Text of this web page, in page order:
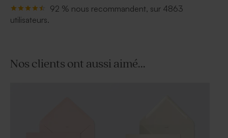
92 % nous recommandent, sur 4863
utilisateurs.
Nos clients ont aussi aimé...